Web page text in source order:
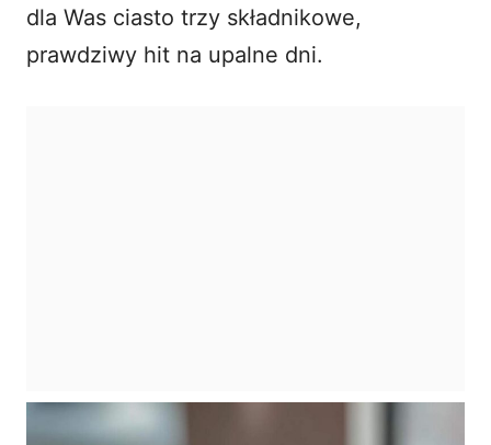
i
dla Was ciasto trzy składnikowe,
prawdziwy hit na upalne dni.